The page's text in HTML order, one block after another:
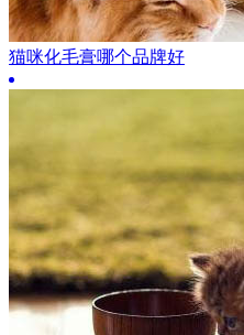
猫咪化毛膏哪个品牌好